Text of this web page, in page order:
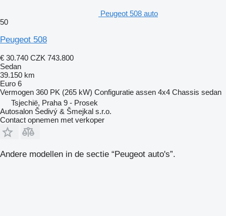
Peugeot 508 auto
50
Peugeot 508
€ 30.740 CZK 743.800
Sedan
39.150 km
Euro 6
Vermogen 360 PK (265 kW) Configuratie assen 4x4 Chassis sedan
Tsjechië, Praha 9 - Prosek
Autosalon Šedivý & Šmejkal s.r.o.
Contact opnemen met verkoper
Andere modellen in de sectie “Peugeot auto's”.